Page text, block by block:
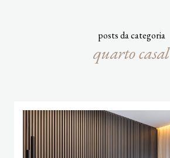
posts da categoria
quarto casal